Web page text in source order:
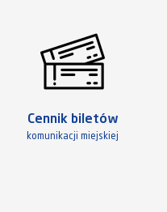
Cennik biletów
komunikacji miejskiej